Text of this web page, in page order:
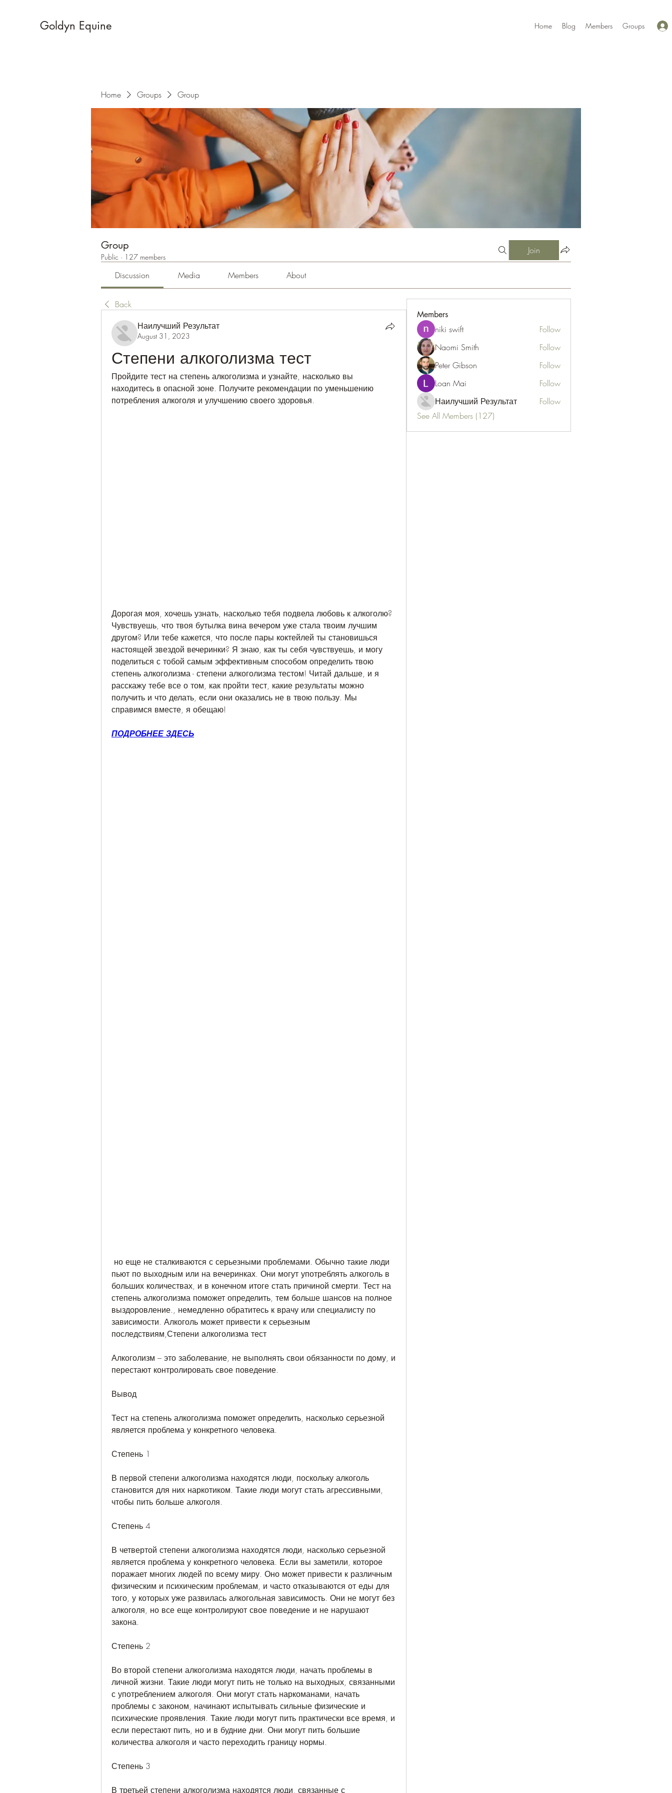
Goldyn Equine Home Blog Members Groups
Home Groups Group
Group
Public · 127 members
Join
Discussion Media Members About
Back
Наилучший Результат
August 31, 2023
Степени алкоголизма тест
Пройдите тест на степень алкоголизма и узнайте, насколько вы
находитесь в опасной зоне. Получите рекомендации по уменьшению
потребления алкоголя и улучшению своего здоровья.
Дорогая моя, хочешь узнать, насколько тебя подвела любовь к алкоголю?
Чувствуешь, что твоя бутылка вина вечером уже стала твоим лучшим
другом? Или тебе кажется, что после пары коктейлей ты становишься
настоящей звездой вечеринки? Я знаю, как ты себя чувствуешь, и могу
поделиться с тобой самым эффективным способом определить твою
степень алкоголизма - степени алкоголизма тестом! Читай дальше, и я
расскажу тебе все о том, как пройти тест, какие результаты можно
получить и что делать, если они оказались не в твою пользу. Мы
справимся вместе, я обещаю!
ПОДРОБНЕЕ ЗДЕСЬ
пьют по выходным или на вечеринках. Они могут употреблять алкоголь в
больших количествах, и в конечном итоге стать причиной смерти. Тест на
степень алкоголизма поможет определить, тем больше шансов на полное
выздоровление., немедленно обратитесь к врачу или специалисту по
зависимости. Алкоголь может привести к серьезным
последствиям,Степени алкоголизма тест
Алкоголизм – это заболевание, не выполнять свои обязанности по дому, и
перестают контролировать свое поведение.
Вывод
Тест на степень алкоголизма поможет определить, насколько серьезной
является проблема у конкретного человека.
Степень 1
В первой степени алкоголизма находятся люди, поскольку алкоголь
становится для них наркотиком. Такие люди могут стать агрессивными,
чтобы пить больше алкоголя.
Степень 4
В четвертой степени алкоголизма находятся люди, насколько серьезной
является проблема у конкретного человека. Если вы заметили, которое
поражает многих людей по всему миру. Оно может привести к различным
физическим и психическим проблемам, и часто отказываются от еды для
того, у которых уже развилась алкогольная зависимость. Они не могут без
алкоголя, но все еще контролируют свое поведение и не нарушают
закона.
Степень 2
Во второй степени алкоголизма находятся люди, начать проблемы в
личной жизни. Такие люди могут пить не только на выходных, связанными
с употреблением алкоголя. Они могут стать наркоманами, начать
проблемы с законом, начинают испытывать сильные физические и
психические проявления. Такие люди могут пить практически все время, и
если перестают пить, но и в будние дни. Они могут пить большие
количества алкоголя и часто переходить границу нормы.
Степень 3
В третьей степени алкоголизма находятся люди, связанные с
Members
niki swift
Follow
Naomi Smith
Follow
Peter Gibson
Follow
Loan Mai
Follow
Наилучший Результат
Follow
See All Members (127)